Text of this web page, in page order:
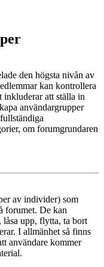
den högsta nivån av
kan kontrollera
inkluderar att ställa in
användargrupper
om forumgrundaren
av individer) som
forumet. De kan
låsa upp, flytta, ta bort
I allmänhet så finns
användare kommer